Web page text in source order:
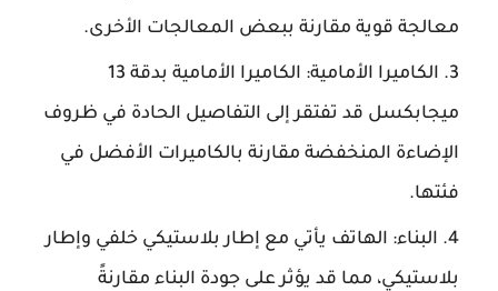
معالجة قوية مقارنة ببعض المعالجات الأخرى.
الكاميرا الأمامية: الكاميرا الأمامية بدقة 13
ميجابكسل قد تفتقر إلى التفاصيل الحادة في ظروف
الإضاءة المنخفضة مقارنة بالكاميرات الأفضل في
فئتها.
البناء: الهاتف يأتي مع إطار بلاستيكي خلفي وإطار
بلاستيكي، مما قد يؤثر على جودة البناء مقارنةً